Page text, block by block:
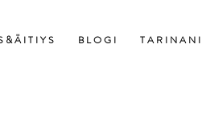
& Ä I T I Y S B L O G I T A R I N A N I